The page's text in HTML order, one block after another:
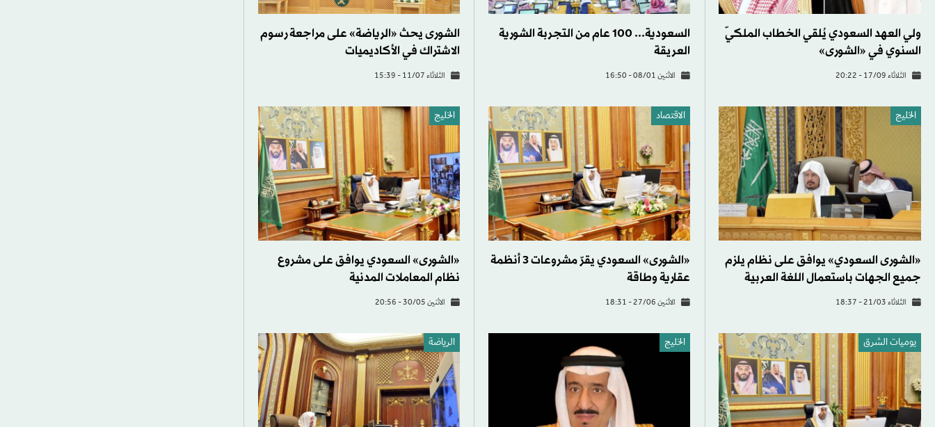
ولي العهد السعودي يُلقي الخطاب الملكيّ
السنوي في «الشورى»
الثلاثاء 17/09 - 20:22
السعودية... 100 عام من التجربة الشورية
العريقة
الاثنين 08/01 - 16:50
الشورى يحث «الرياضة» على مراجعة رسوم
الاشتراك في الأكاديميات
الثلاثاء 11/07 - 15:39
الخليج
«الشورى السعودي» يوافق على نظام يلزم
جميع الجهات باستعمال اللغة العربية
الثلاثاء 21/03 - 18:37
الاقتصاد
«الشورى» السعودي يقرّ مشروعات 3 أنظمة
عقارية وطاقة
الاثنين 27/06 - 18:31
الخليج
«الشورى» السعودي يوافق على مشروع
نظام المعاملات المدنية
الاثنين 30/05 - 20:56
يوميات الشرق الخليج الرياضة